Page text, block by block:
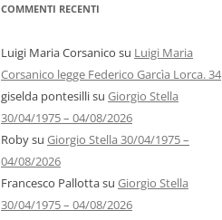
COMMENTI RECENTI
Luigi Maria Corsanico su Luigi Maria
Corsanico legge Federico Garcìa Lorca. 34
giselda pontesillisu Giorgio Stella
30/04/1975 – 04/08/2026
Robysu Giorgio Stella 30/04/1975 –
04/08/2026
Francesco Pallottasu Giorgio Stella
30/04/1975 – 04/08/2026